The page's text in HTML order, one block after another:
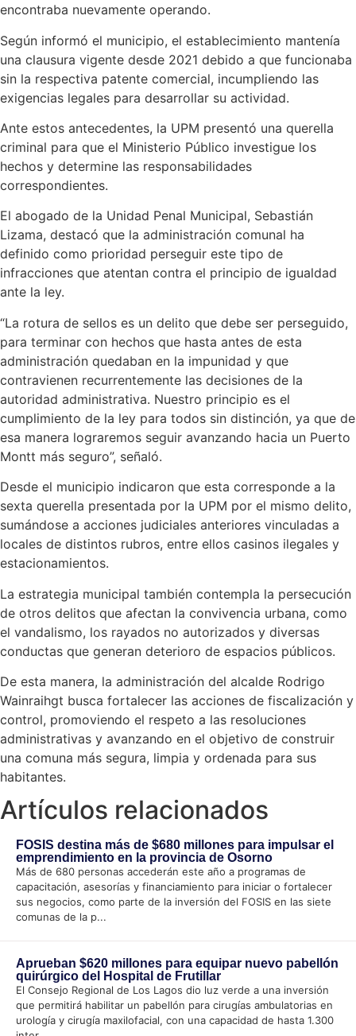
encontraba nuevamente operando.
Según informó el municipio, el establecimiento mantenía
una clausura vigente desde 2021 debido a que funcionaba
sin la respectiva patente comercial, incumpliendo las
exigencias legales para desarrollar su actividad.
Ante estos antecedentes, la UPM presentó una querella
criminal para que el Ministerio Público investigue los
hechos y determine las responsabilidades
correspondientes.
El abogado de la Unidad Penal Municipal, Sebastián
Lizama, destacó que la administración comunal ha
definido como prioridad perseguir este tipo de
infracciones que atentan contra el principio de igualdad
ante la ley.
“La rotura de sellos es un delito que debe ser perseguido,
para terminar con hechos que hasta antes de esta
administración quedaban en la impunidad y que
contravienen recurrentemente las decisiones de la
autoridad administrativa. Nuestro principio es el
cumplimiento de la ley para todos sin distinción, ya que de
esa manera lograremos seguir avanzando hacia un Puerto
Montt más seguro”, señaló.
Desde el municipio indicaron que esta corresponde a la
sexta querella presentada por la UPM por el mismo delito,
sumándose a acciones judiciales anteriores vinculadas a
locales de distintos rubros, entre ellos casinos ilegales y
estacionamientos.
La estrategia municipal también contempla la persecución
de otros delitos que afectan la convivencia urbana, como
el vandalismo, los rayados no autorizados y diversas
conductas que generan deterioro de espacios públicos.
De esta manera, la administración del alcalde Rodrigo
Wainraihgt busca fortalecer las acciones de fiscalización y
control, promoviendo el respeto a las resoluciones
administrativas y avanzando en el objetivo de construir
una comuna más segura, limpia y ordenada para sus
habitantes.
Artículos relacionados
FOSIS destina más de $680 millones para impulsar el
emprendimiento en la provincia de Osorno
Más de 680 personas accederán este año a programas de
capacitación, asesorías y financiamiento para iniciar o fortalecer
sus negocios, como parte de la inversión del FOSIS en las siete
comunas de la p...
Aprueban $620 millones para equipar nuevo pabellón
quirúrgico del Hospital de Frutillar
El Consejo Regional de Los Lagos dio luz verde a una inversión
que permitirá habilitar un pabellón para cirugías ambulatorias en
urología y cirugía maxilofacial, con una capacidad de hasta 1.300